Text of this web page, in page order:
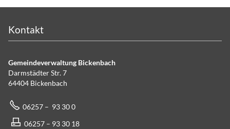
Kontakt
Gemeindeverwaltung Bickenbach
Darmstädter Str. 7
64404 Bickenbach
06257 – 93 30 0
06257 – 93 30 18